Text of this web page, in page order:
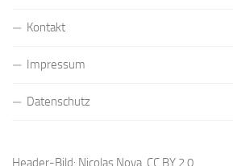
Kontakt
Impressum
Datenschutz
Header-Bild: Nicolas Nova, CC BY 2.0